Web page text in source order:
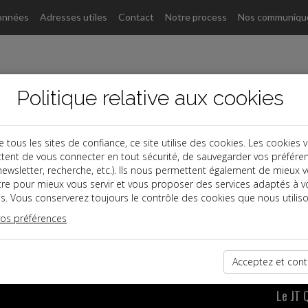
Adresses utiles Contact Notre process Nos
l'actualité juridique en vidéo avec le JT
Le JT
Politique relative aux cookies
tous les sites de confiance, ce site utilise des cookies. Les cookies
de vous connecter en tout sécurité, de sauvegarder vos
recherche, etc.). Ils nous permettent également de mieux
pour mieux vous servir et vous proposer des services adaptés à
Vous conserverez toujours le contrôle des cookies que nous
préférences
Acceptez et